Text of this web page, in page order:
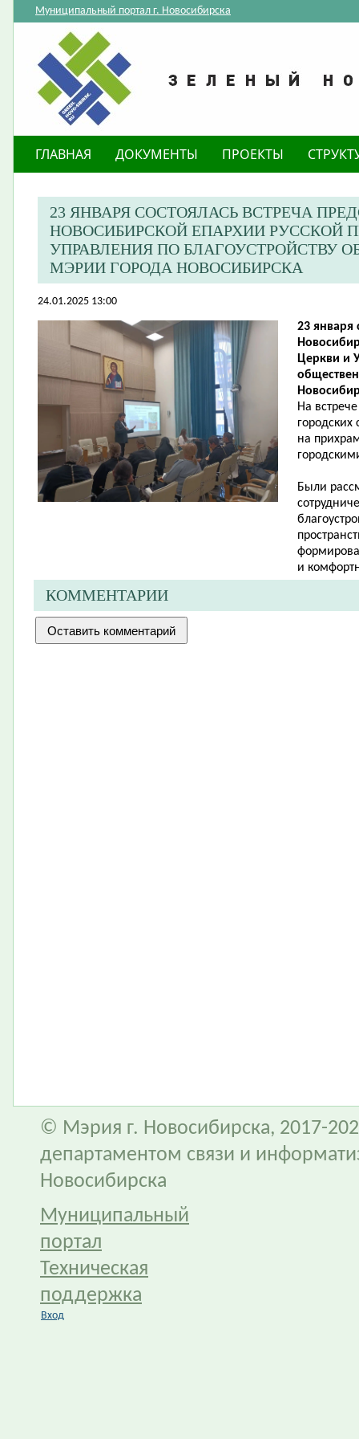
Муниципальный портал г. Новосибирска
ГЛАВНАЯ ДОКУМЕНТЫ ПРОЕКТЫ
23 ЯНВАРЯ СОСТОЯЛАСЬ ВСТРЕЧА
НОВОСИБИРСКОЙ ЕПАРХИИ РУССКОЙ
УПРАВЛЕНИЯ ПО БЛАГОУСТРОЙСТВУ
МЭРИИ ГОРОДА НОВОСИБИРСКА
24.01.2025 13:00
23 января
Церкви и
На
городских
на
Были
и
КОММЕНТАРИИ
© Мэрия г. Новосибирска, 2017-
департаментом связи и
Новосибирска
Муниципальный
портал
Техническая
поддержка
Вход